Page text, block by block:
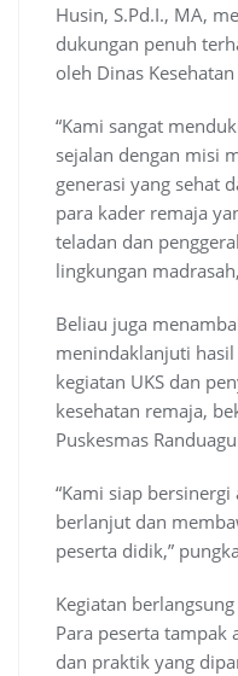
Husin, S.Pd.I., MA,
dukungan penuh
oleh Dinas
“Kami sangat
sejalan dengan misi
generasi yang sehat
para kader remaja
teladan dan
lingkungan
Beliau juga
menindaklanjuti
kegiatan UKS dan
kesehatan remaja,
Puskesmas
“Kami siap
berlanjut dan
peserta didik,”
Kegiatan
Para peserta tampak
dan praktik yang